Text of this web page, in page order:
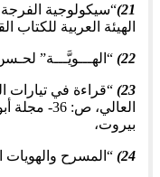
21)
الهيئة العربية للكتاب
22) “الهـــويَّـــة”
23) “قراءة في تيارات
بيروت،
24) “المسرح والهويات